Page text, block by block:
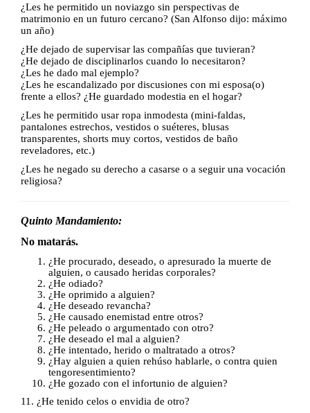
¿Les he permitido un noviazgo sin perspectivas de
matrimonio en un futuro cercano? (San Alfonso dijo: máximo
un año)
¿He dejado de supervisar las compañías que tuvieran?
¿He dejado de disciplinarlos cuando lo necesitaron?
¿Les he dado mal ejemplo?
¿Les he escandalizado por discusiones con mi esposa(o)
frente a ellos? ¿He guardado modestia en el hogar?
¿Les he permitido usar ropa inmodesta (mini-faldas,
pantalones estrechos, vestidos o suéteres, blusas
transparentes, shorts muy cortos, vestidos de baño
reveladores, etc.)
¿Les he negado su derecho a casarse o a seguir una vocación
religiosa?
Quinto Mandamiento:
No matarás.
¿He procurado, deseado, o apresurado la muerte de
alguien, o causado heridas corporales?
¿He odiado?
¿He oprimido a alguien?
¿He deseado revancha?
¿He causado enemistad entre otros?
¿He peleado o argumentado con otro?
¿He deseado el mal a alguien?
¿He intentado, herido o maltratado a otros?
¿Hay alguien a quien rehúso hablarle, o contra quien
tengoresentimiento?
¿He gozado con el infortunio de alguien?
11. ¿He tenido celos o envidia de otro?